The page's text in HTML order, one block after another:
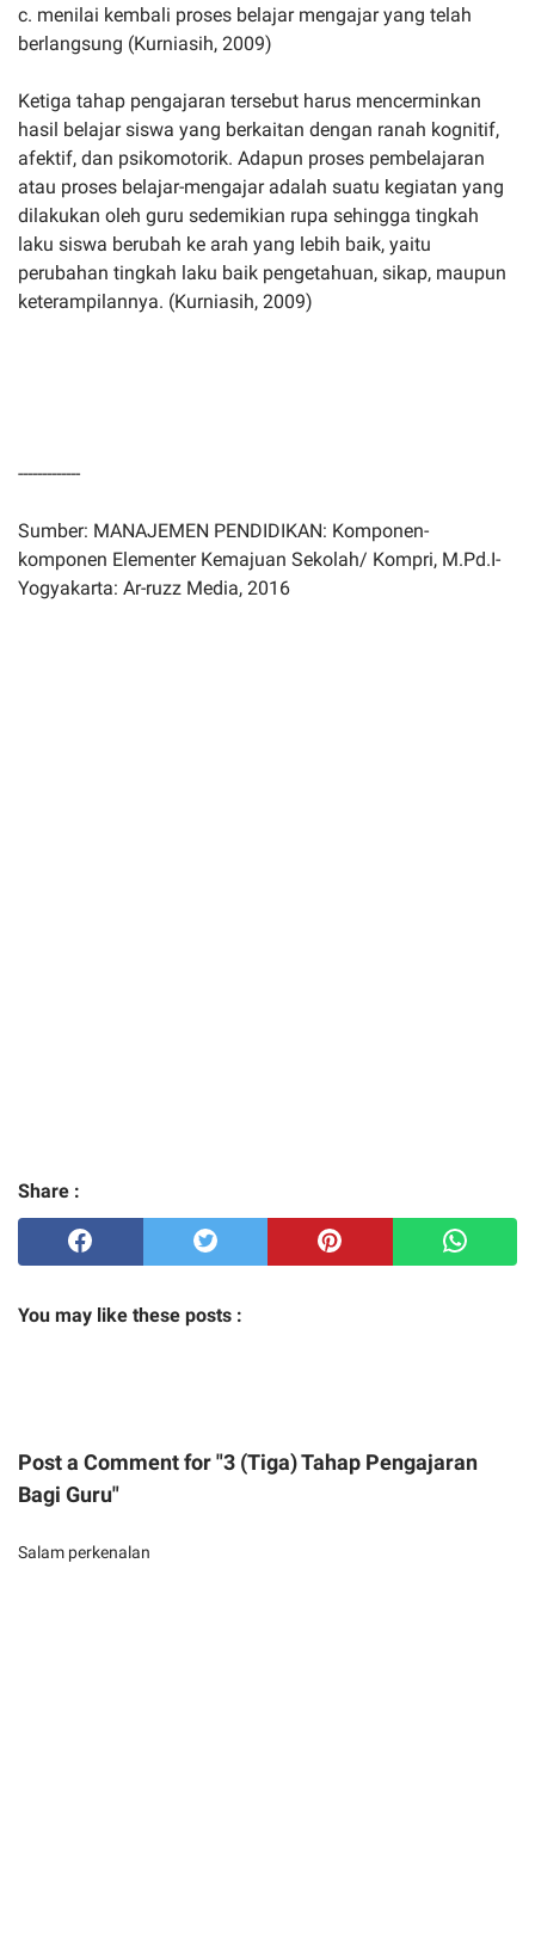
c. menilai kembali proses belajar mengajar yang telah
berlangsung (Kurniasih, 2009)
Ketiga tahap pengajaran tersebut harus mencerminkan
hasil belajar siswa yang berkaitan dengan ranah kognitif,
afektif, dan psikomotorik. Adapun proses pembelajaran
atau proses belajar-mengajar adalah suatu kegiatan yang
dilakukan oleh guru sedemikian rupa sehingga tingkah
laku siswa berubah ke arah yang lebih baik, yaitu
perubahan tingkah laku baik pengetahuan, sikap, maupun
keterampilannya. (Kurniasih, 2009)
-------------
Sumber: MANAJEMEN PENDIDIKAN: Komponen-
komponen Elementer Kemajuan Sekolah/ Kompri, M.Pd.I-
Yogyakarta: Ar-ruzz Media, 2016
Share :
You may like these posts :
Post a Comment for "3 (Tiga) Tahap Pengajaran
Bagi Guru"
Salam perkenalan